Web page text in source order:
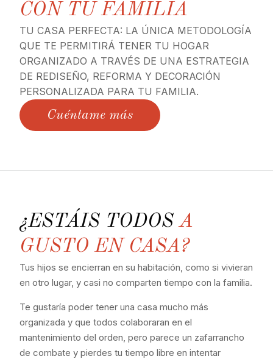
CON TU FAMILIA
TU CASA PERFECTA: LA ÚNICA METODOLOGÍA
QUE TE PERMITIRÁ TENER TU HOGAR
ORGANIZADO A TRAVÉS DE UNA ESTRATEGIA
DE REDISEÑO, REFORMA Y DECORACIÓN
PERSONALIZADA PARA TU FAMILIA.
Cuéntame más
¿ESTÁIS TODOSA
GUSTO EN CASA?
Tus hijos se encierran en su habitación, como si vivieran
en otro lugar, y casi no comparten tiempo con la familia.
Te gustaría poder tener una casa mucho más
organizada y que todos colaboraran en el
mantenimiento del orden, pero parece un zafarrancho
de combate y pierdes tu tiempo libre en intentar